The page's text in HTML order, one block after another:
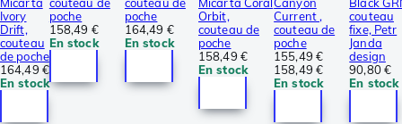
Ivory
Drift,
couteau
de poche
164,49 €
En stock
poche
158,49 €
En stock
poche
164,49 €
En stock
Orbit,
couteau de
poche
158,49 €
En stock
Current ,
couteau de
poche
155,49 €
158,49 €
En stock
couteau
fixe, Petr
Janda
design
90,80 €
En stock